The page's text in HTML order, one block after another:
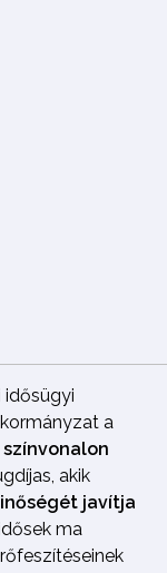
idősügyi
a
színvonalon
akik
javítja
ma